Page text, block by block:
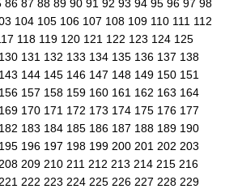
86 87 88 89 90 91 92 93 94 95 96 97 98
104 105 106 107 108 109 110 111 112
118 119 120 121 122 123 124 125
130 131 132 133 134 135 136 137 138
143 144 145 146 147 148 149 150 151
156 157 158 159 160 161 162 163 164
169 170 171 172 173 174 175 176 177
182 183 184 185 186 187 188 189 190
195 196 197 198 199 200 201 202 203
208 209 210 211 212 213 214 215 216
221 222 223 224 225 226 227 228 229